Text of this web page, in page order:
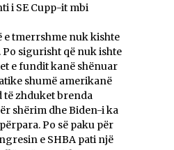
i SE Cupp-it mbi
e tmerrshme nuk kishte
sigurisht që nuk ishte
e fundit kanë shënuar
shumë amerikanë
të zhduket brenda
shërim dhe Biden-i ka
Po së paku për
e SHBA pati një